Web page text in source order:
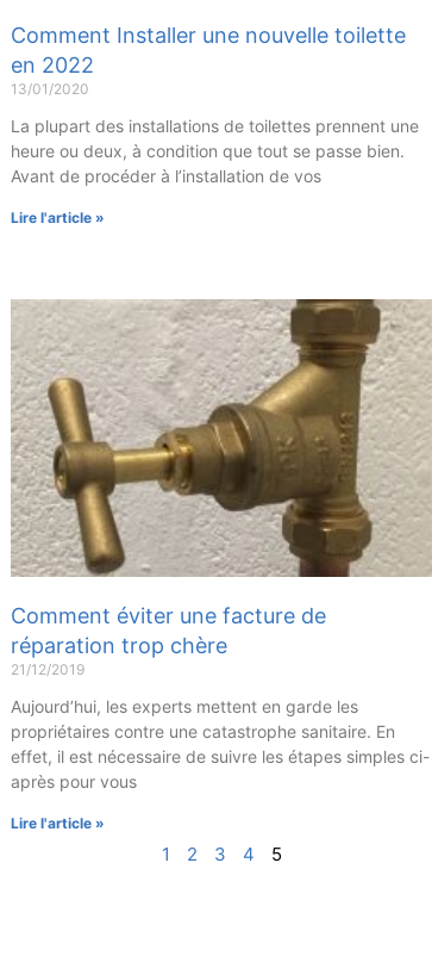
Comment Installer une nouvelle toilette
en 2022
13/01/2020
La plupart des installations de toilettes prennent une
heure ou deux, à condition que tout se passe bien.
Avant de procéder à l’installation de vos
Lire l'article »
Comment éviter une facture de
réparation trop chère
21/12/2019
Aujourd’hui, les experts mettent en garde les
propriétaires contre une catastrophe sanitaire. En
effet, il est nécessaire de suivre les étapes simples ci-
après pour vous
Lire l'article »
1 2 3 4 5